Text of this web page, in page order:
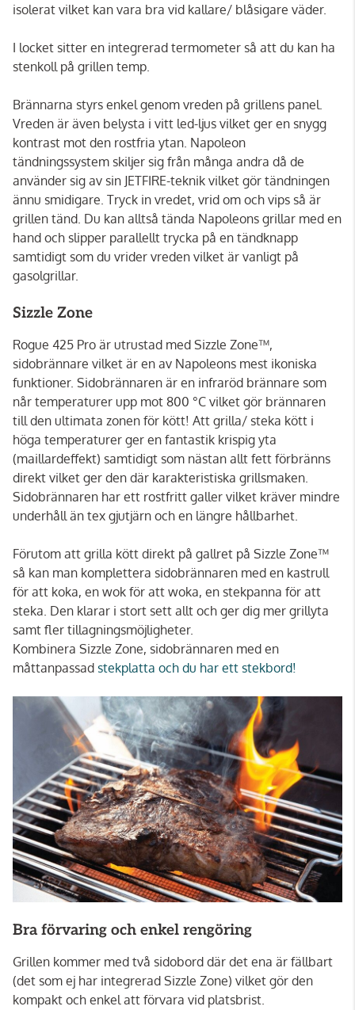
isolerat vilket kan vara bra vid kallare/ blåsigare väder.
I locket sitter en integrerad termometer så att du kan ha
stenkoll på grillen temp.
Brännarna styrs enkel genom vreden på grillens panel.
Vreden är även belysta i vitt led-ljus vilket ger en snygg
kontrast mot den rostfria ytan. Napoleon
tändningssystem skiljer sig från många andra då de
använder sig av sin JETFIRE-teknik vilket gör tändningen
ännu smidigare. Tryck in vredet, vrid om och vips så är
grillen tänd. Du kan alltså tända Napoleons grillar med en
hand och slipper parallellt trycka på en tändknapp
samtidigt som du vrider vreden vilket är vanligt på
gasolgrillar.
Sizzle Zone
Rogue 425 Pro är utrustad med Sizzle Zone™,
sidobrännare vilket är en av Napoleons mest ikoniska
funktioner. Sidobrännaren är en infraröd brännare som
når temperaturer upp mot 800 °C vilket gör brännaren
till den ultimata zonen för kött! Att grilla/ steka kött i
höga temperaturer ger en fantastik krispig yta
(maillardeffekt) samtidigt som nästan allt fett förbränns
direkt vilket ger den där karakteristiska grillsmaken.
Sidobrännaren har ett rostfritt galler vilket kräver mindre
underhåll än tex gjutjärn och en längre hållbarhet.
Förutom att grilla kött direkt på gallret på Sizzle Zone™
så kan man komplettera sidobrännaren med en kastrull
för att koka, en wok för att woka, en stekpanna för att
steka. Den klarar i stort sett allt och ger dig mer grillyta
samt fler tillagningsmöjligheter.
Kombinera Sizzle Zone, sidobrännaren med en
måttanpassad stekplatta och du har ett stekbord!
Bra förvaring och enkel rengöring
Grillen kommer med två sidobord där det ena är fällbart
(det som ej har integrerad Sizzle Zone) vilket gör den
kompakt och enkel att förvara vid platsbrist.